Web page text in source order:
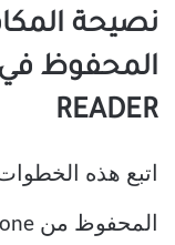
نصيحة
READER
اتبع هذه